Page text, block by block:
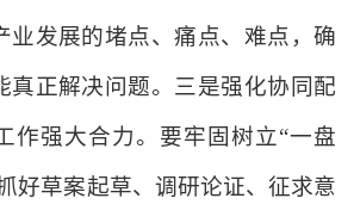
业发展的堵点、痛点、难点，确
真正解决问题。三是强化协同配
作强大合力。要牢固树立“一盘
好草案起草、调研论证、征求意